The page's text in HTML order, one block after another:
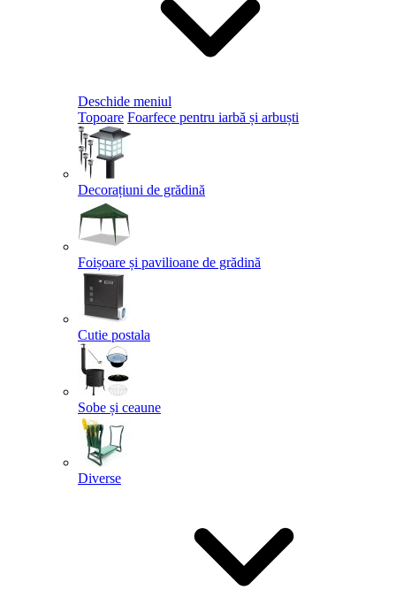
Deschide meniul
Topoare Foarfece pentru iarbă și arbuști
Decorațiuni de grădină
Foișoare și pavilioane de grădină
Cutie postala
Sobe și ceaune
Diverse